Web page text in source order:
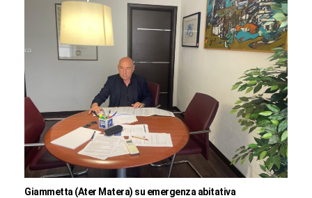
Giammetta (Ater Matera) su emergenza abitativa